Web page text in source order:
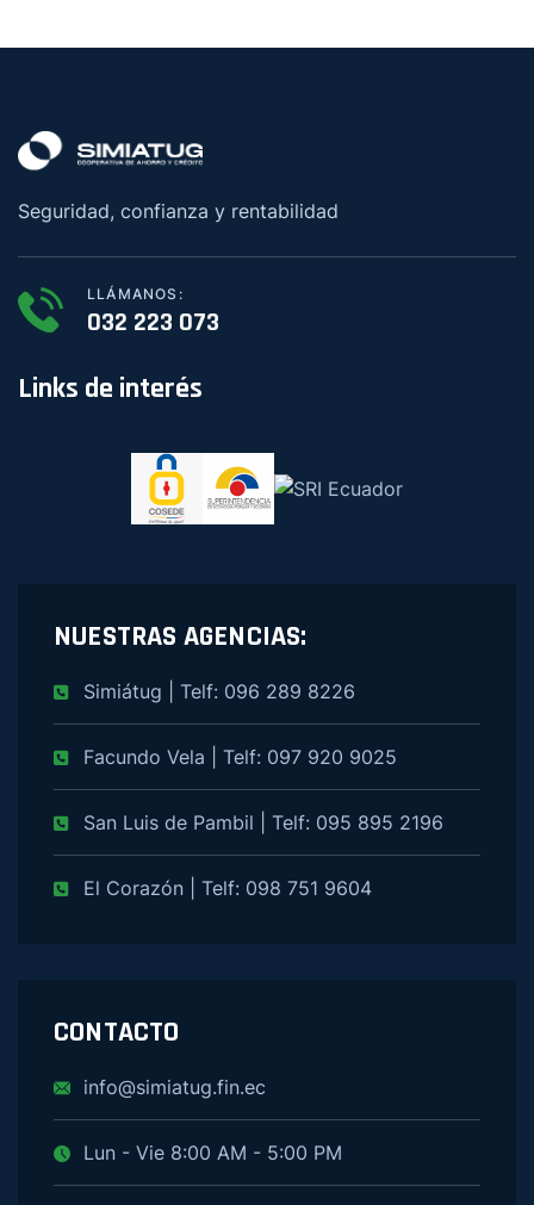
Seguridad, confianza y rentabilidad
LLÁMANOS:
032 223 073
Links de interés
NUESTRAS AGENCIAS:
Simiátug | Telf: 096 289 8226
Facundo Vela | Telf: 097 920 9025
San Luis de Pambil | Telf: 095 895 2196
El Corazón | Telf: 098 751 9604
CONTACTO
info@simiatug.fin.ec
Lun - Vie 8:00 AM - 5:00 PM